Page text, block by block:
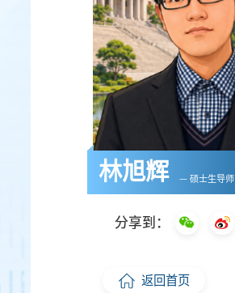
林旭辉 — 硕士生导师
分享到：
返回首页